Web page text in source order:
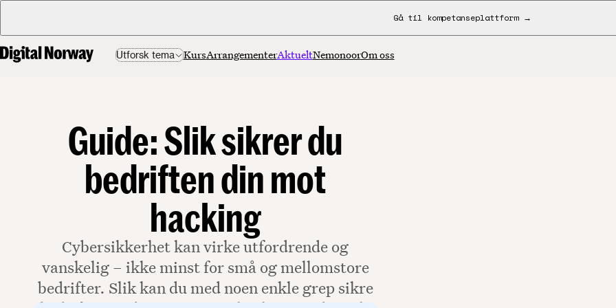
Gå til kompetanseplattform →
Utforsk tema KursArrangementerAktueltNemonoorOm oss
Guide: Slik sikrer du
bedriften din mot
hacking
Cybersikkerhet kan virke utfordrende og
vanskelig – ikke minst for små og mellomstore
bedrifter. Slik kan du med noen enkle grep sikre